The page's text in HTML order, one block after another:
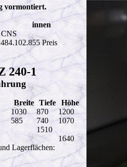
vormontiert.
innen
CNS
Preis
240-1
Breite
Tiefe
Höhe
1030 870
1200
585 740
1070
1510
1640
Lagerflächen: